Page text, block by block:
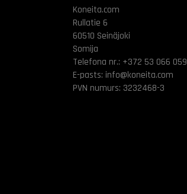
Koneita.com
Rullatie 6
60510 Seinäjoki
Somija
Telefona nr.: +372 53 066 059
E-pasts: info@koneita.com
PVN numurs: 3232468-3